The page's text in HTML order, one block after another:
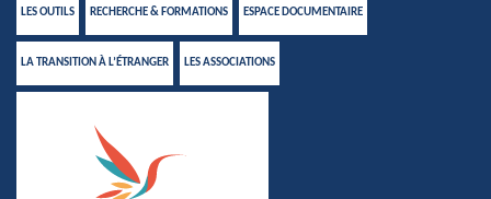
LES OUTILS RECHERCHE & FORMATIONS ESPACE DOCUMENTAIRE
LA TRANSITION À L’ÉTRANGER LES ASSOCIATIONS